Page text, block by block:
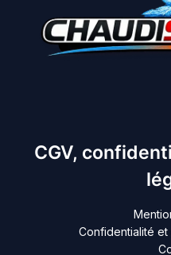
CGV,
Confidentialité